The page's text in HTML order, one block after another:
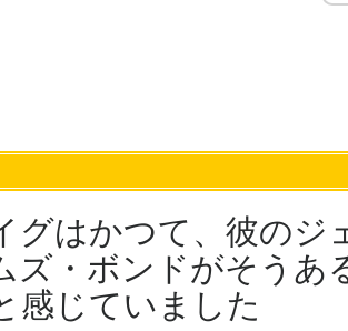
グはかつて、彼のジ
ズ・ボンドがそうあ
感じていました